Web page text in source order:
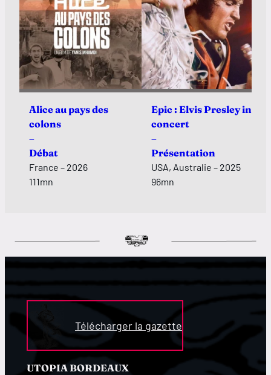
Alice au pays des
colons
–
Débat
France – 2026
111mn
Epic : Elvis Presley in
concert
–
Présentation
USA, Australie – 2025
96mn
Télécharger la gazette
UTOPIA BORDEAUX